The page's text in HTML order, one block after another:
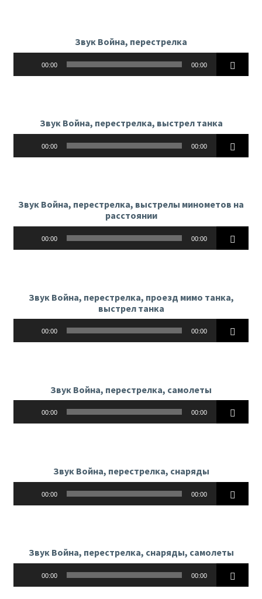
Звук Война, перестрелка
00:00 00:00
Звук Война, перестрелка, выстрел танка
00:00 00:00
Звук Война, перестрелка, выстрелы минометов на
расстоянии
00:00 00:00
Звук Война, перестрелка, проезд мимо танка,
выстрел танка
00:00 00:00
Звук Война, перестрелка, самолеты
00:00 00:00
Звук Война, перестрелка, снаряды
00:00 00:00
Звук Война, перестрелка, снаряды, самолеты
00:00 00:00